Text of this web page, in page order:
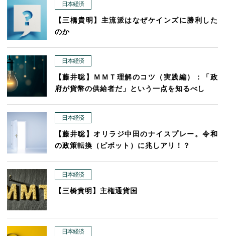
日本経済
【三橋貴明】主流派はなぜケインズに勝利した
のか
日本経済
【藤井聡】ＭＭＴ理解のコツ（実践編）：「政
府が貨幣の供給者だ」という一点を知るべし
日本経済
【藤井聡】オリラジ中田のナイスプレー。令和
の政策転換（ピボット）に兆しアリ！？
日本経済
【三橋貴明】主権通貨国
日本経済